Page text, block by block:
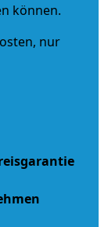
können.
nur